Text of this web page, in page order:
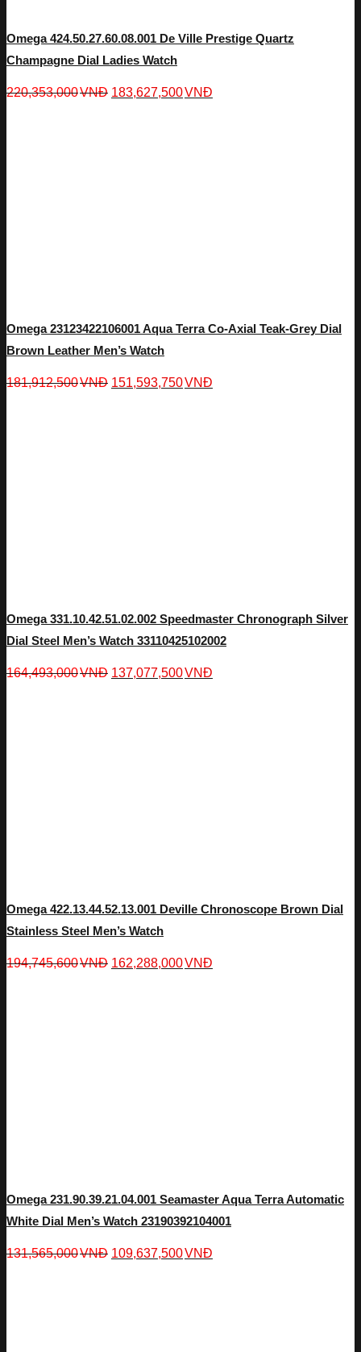
Omega 424.50.27.60.08.001 De Ville Prestige Quartz
Champagne Dial Ladies Watch
220,353,000VNĐ 183,627,500VNĐ
Omega 23123422106001 Aqua Terra Co-Axial Teak-Grey Dial
Brown Leather Men’s Watch
181,912,500VNĐ 151,593,750VNĐ
Omega 331.10.42.51.02.002 Speedmaster Chronograph Silver
Dial Steel Men’s Watch 33110425102002
164,493,000VNĐ 137,077,500VNĐ
Omega 422.13.44.52.13.001 Deville Chronoscope Brown Dial
Stainless Steel Men’s Watch
194,745,600VNĐ 162,288,000VNĐ
Omega 231.90.39.21.04.001 Seamaster Aqua Terra Automatic
White Dial Men’s Watch 23190392104001
131,565,000VNĐ 109,637,500VNĐ